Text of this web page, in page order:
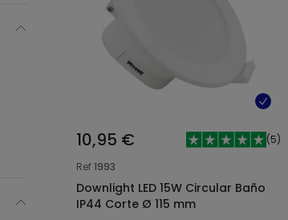
10,95 € (5)
Ref1993
Downlight LED 15W Circular Baño
IP44 Corte Ø 115 mm